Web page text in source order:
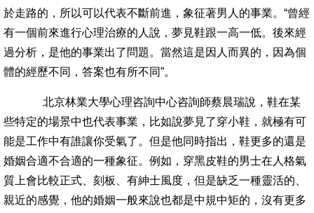
於走路的，所以可以代表不斷前進，象征著男人的事業。“曾經
有一個前來進行心理治療的人說，夢見鞋跟一高一低。後來經
過分析，是他的事業出了問題。當然這是因人而異的，因為個
體的經歷不同，答案也有所不同”。
北京林業大學心理咨詢中心咨詢師蔡晨瑞說，鞋在某
些特定的場景中也代表事業，比如說夢見了穿小鞋，就極有可
能是工作中有誰讓你受氣了。但是他同時指出，鞋更多的還是
婚姻合適不合適的一種象征。例如，穿黑皮鞋的男士在人格氣
質上會比較正式、刻板、有紳士風度，但是缺乏一種靈活的、
親近的感覺，他的婚姻一般來說也都是中規中矩的，沒有更多